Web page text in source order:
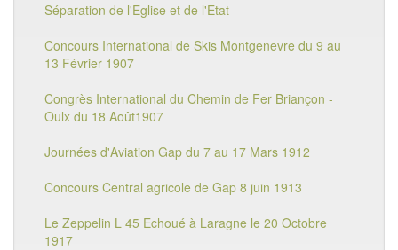
Séparation de l'Eglise et de l'Etat
Concours International de Skis Montgenevre du 9 au
13 Février 1907
Congrès International du Chemin de Fer Briançon -
Oulx du 18 Août1907
Journées d'Aviation Gap du 7 au 17 Mars 1912
Concours Central agricole de Gap 8 juin 1913
Le Zeppelin L 45 Echoué à Laragne le 20 Octobre
1917